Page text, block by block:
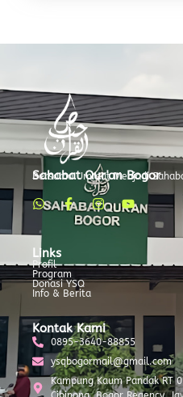
Sahabat Qur'an Bogor
Bersama Ummat Menjadi
Links
Profil
Program
Donasi YSQ
Info & Berita
Kontak Kami
0895-3640-88855
ysqbogormail@gmail.com
Kampung Kaum Pandak RT